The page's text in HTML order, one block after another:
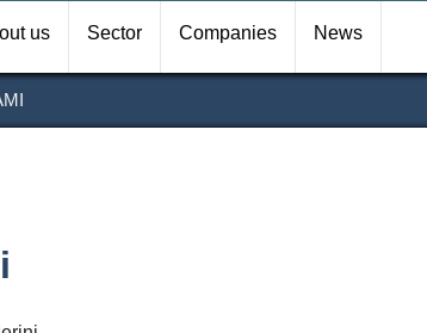
Navigazione
us Sector Companies News